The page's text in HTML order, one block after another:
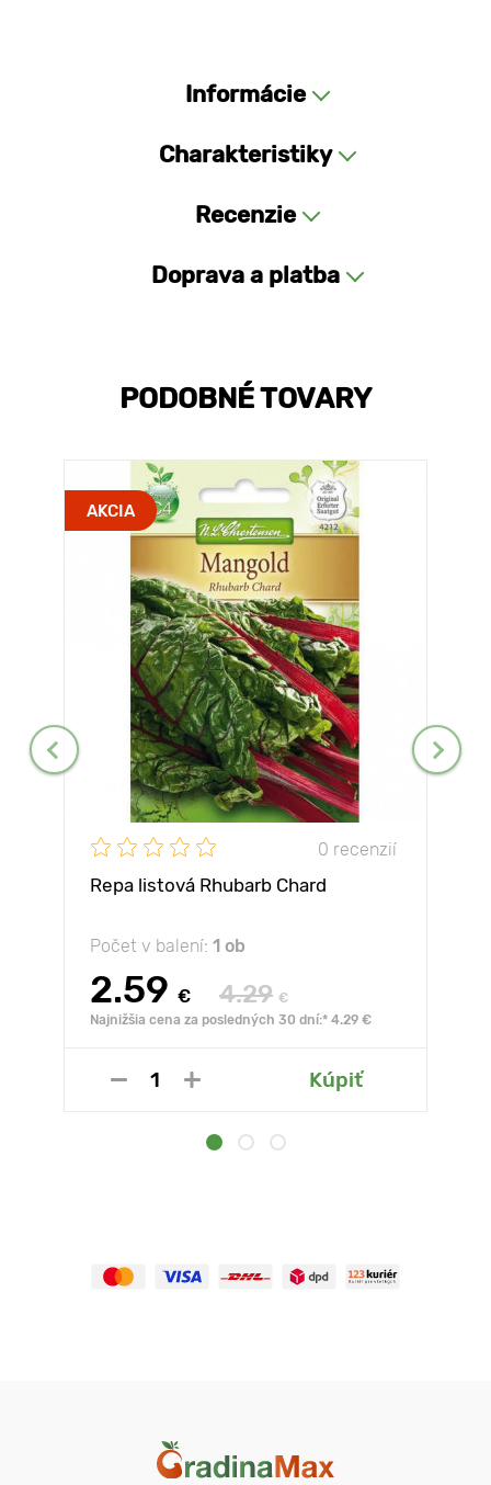
Informácie
Charakteristiky
Recenzie
Doprava a platba
PODOBNÉ TOVARY
AKCIA
0 recenzií
Repa listová Rhubarb Chard
Počet v balení: 1 ob
2.59 € 4.29 €
Najnižšia cena za posledných 30 dní:* 4.29 €
Kúpiť